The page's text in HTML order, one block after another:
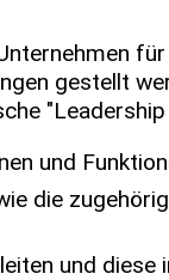
gestellt
und
die
und diese